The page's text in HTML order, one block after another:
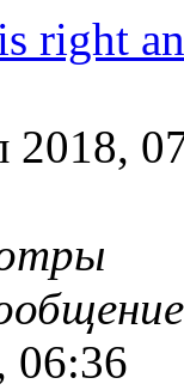
right
2018,
06:36